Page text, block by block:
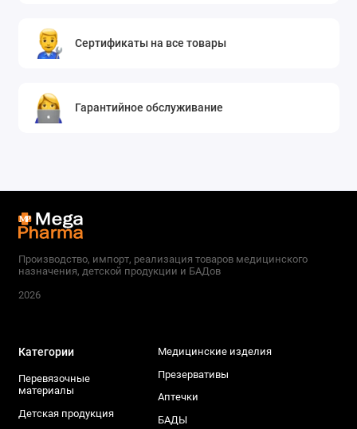
Сертификаты на все товары
Гарантийное обслуживание
Производство, импорт, реализация товаров медицинского
назначения, детской продукции и БАДов
2026
Категории
Перевязочные
материалы
Детская продукция
Медицинские изделия
Презервативы
Аптечки
БАДЫ